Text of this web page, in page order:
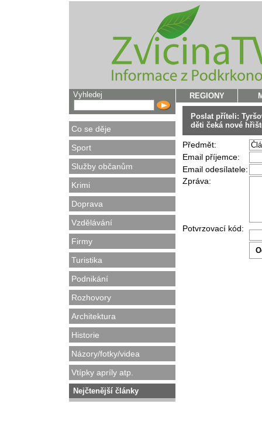
Vyhledej
Co se děje
Sport
Služby občanům
Krimi
Doprava
Vzdělávání
Firmy
Turistika
Podnikání
Rozhovory
Architektura
Historie
Názory/fotky/videa
Vtípky apríly atp.
Nejčtenější články
REGIONY
Poslat příteli:
děti čeká nové
Předmět:
Email příjemce:
Email odesílatele:
Zpráva:
Potvrzovací kód: